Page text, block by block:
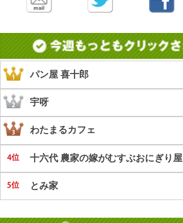
パン屋 喜十郎
宇呀
わたまるカフェ
十六代 農家の嫁がむすぶおにぎり屋
とみ家